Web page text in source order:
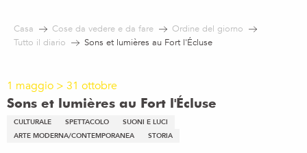
contenu
Casa Cose da vedere e da fare
Ordine del giorno
Tutto il diario
Sons et lumières au Fort l'Écluse
1 maggio > 31 ottobre
Sons et lumières au Fort l'Écluse
CULTURALE SPETTACOLO
SUONI E LUCI
ARTE MODERNA/CONTEMPORANEA
STORIA